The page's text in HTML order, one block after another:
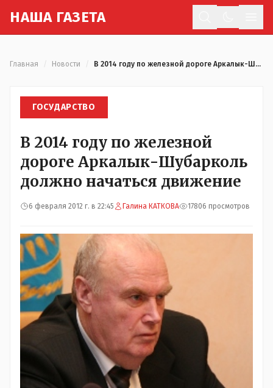
НАША ГАЗЕТА
Главная Новости В 2014 году по железной дороге Аркалык-Шубарколь должно начаться движение
ГОСУДАРСТВО
В 2014 году по железной
дороге Аркалык-Шубарколь
должно начаться движение
6 февраля 2012 г. в 22:45 Галина КАТКОВА 17806 просмотров